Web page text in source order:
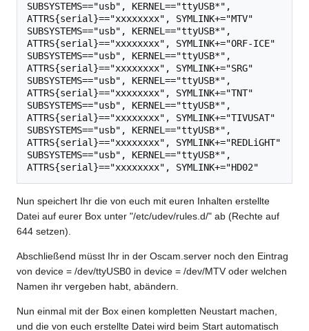
SUBSYSTEMS=="usb", KERNEL=="ttyUSB*",
ATTRS{serial}=="xxxxxxxx", SYMLINK+="MTV"
SUBSYSTEMS=="usb", KERNEL=="ttyUSB*",
ATTRS{serial}=="xxxxxxxx", SYMLINK+="ORF-ICE"
SUBSYSTEMS=="usb", KERNEL=="ttyUSB*",
ATTRS{serial}=="xxxxxxxx", SYMLINK+="SRG"
SUBSYSTEMS=="usb", KERNEL=="ttyUSB*",
ATTRS{serial}=="xxxxxxxx", SYMLINK+="TNT"
SUBSYSTEMS=="usb", KERNEL=="ttyUSB*",
ATTRS{serial}=="xxxxxxxx", SYMLINK+="TIVUSAT"
SUBSYSTEMS=="usb", KERNEL=="ttyUSB*",
ATTRS{serial}=="xxxxxxxx", SYMLINK+="REDLiGHT"
SUBSYSTEMS=="usb", KERNEL=="ttyUSB*",
Nun speichert Ihr die von euch mit euren Inhalten erstellte
Datei auf eurer Box unter "/etc/udev/rules.d/" ab (Rechte auf
644 setzen).
Abschließend müsst Ihr in der Oscam.server noch den Eintrag
von device = /dev/ttyUSB0 in device = /dev/MTV oder welchen
Namen ihr vergeben habt, abändern.
Nun einmal mit der Box einen kompletten Neustart machen,
und die von euch erstellte Datei wird beim Start automatisch